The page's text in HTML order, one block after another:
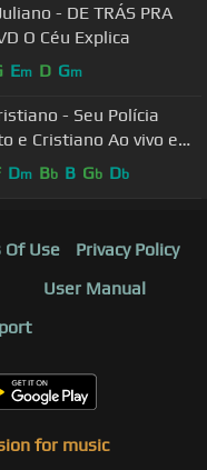
- DE TRÁS PRA
O Céu Explica
Em D Gm
Seu Polícia
e Cristiano Ao vivo em
Preto)
Dm Bb B Gb Db
Of Use
Privacy Policy
User Manual
for music